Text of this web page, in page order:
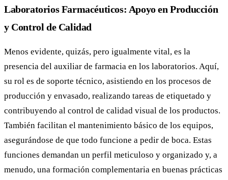
Laboratorios Farmacéuticos: Apoyo en Producción
y Control de Calidad
Menos evidente, quizás, pero igualmente vital, es la
presencia del auxiliar de farmacia en los laboratorios. Aquí,
su rol es de soporte técnico, asistiendo en los procesos de
producción y envasado, realizando tareas de etiquetado y
contribuyendo al control de calidad visual de los productos.
También facilitan el mantenimiento básico de los equipos,
asegurándose de que todo funcione a pedir de boca. Estas
funciones demandan un perfil meticuloso y organizado y, a
menudo, una formación complementaria en buenas prácticas